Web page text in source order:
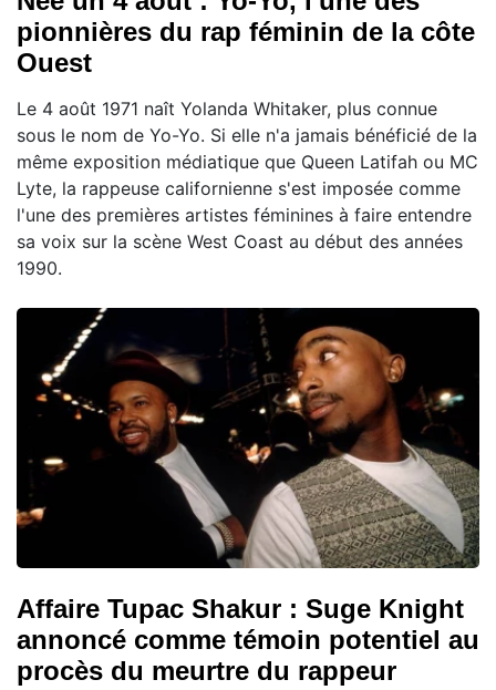
pionnières du rap féminin de la côte
Ouest
Le 4 août 1971 naît Yolanda Whitaker, plus connue
sous le nom de Yo-Yo. Si elle n'a jamais bénéficié de la
même exposition médiatique que Queen Latifah ou MC
Lyte, la rappeuse californienne s'est imposée comme
l'une des premières artistes féminines à faire entendre
sa voix sur la scène West Coast au début des années
1990.
Affaire Tupac Shakur : Suge Knight
annoncé comme témoin potentiel au
procès du meurtre du rappeur